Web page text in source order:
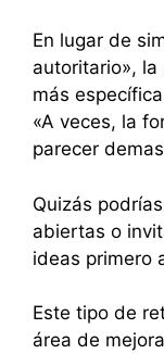
En lugar de
autoritario»,
más
«A veces, la
parecer
Quizás
abiertas o
ideas primero
Este tipo de
área de